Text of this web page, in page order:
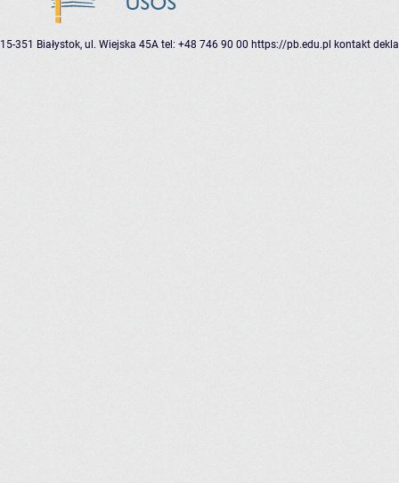
15-351 Białystok, ul. Wiejska 45A tel: +48 746 90 00 https://pb.edu.pl kontakt